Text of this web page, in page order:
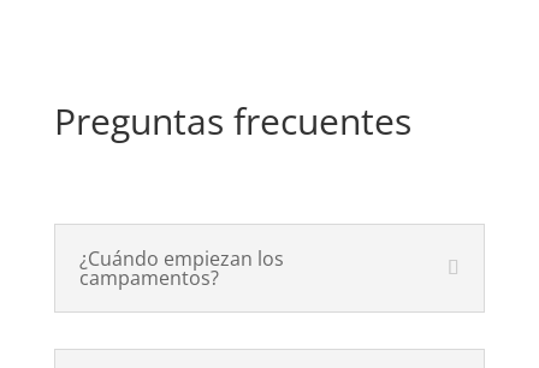
Preguntas frecuentes
¿Cuándo empiezan los
campamentos?